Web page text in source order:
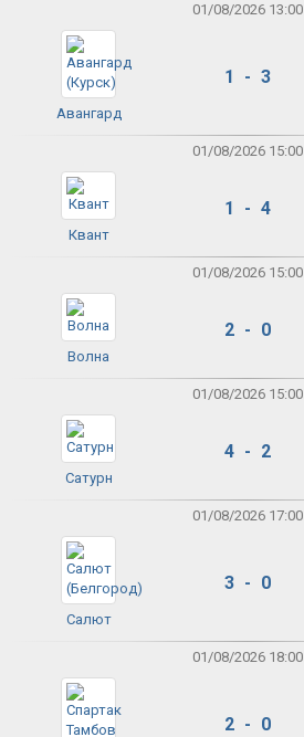
01/08/2026 13:00
Авангард
1 - 3
01/08/2026 15:00
Квант
1 - 4
01/08/2026 15:00
Волна
2 - 0
01/08/2026 15:00
Сатурн
4 - 2
01/08/2026 17:00
Салют
3 - 0
01/08/2026 18:00
2 - 0